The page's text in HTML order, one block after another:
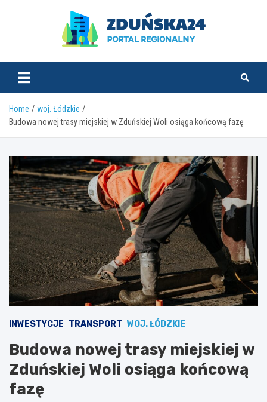
zdunska24.pl
Home
woj. Łódzkie
Budowa nowej trasy miejskiej w Zduńskiej Woli osiąga końcową fazę
INWESTYCJE TRANSPORT WOJ. ŁÓDZKIE
Budowa nowej trasy miejskiej w
Zduńskiej Woli osiąga końcową
fazę